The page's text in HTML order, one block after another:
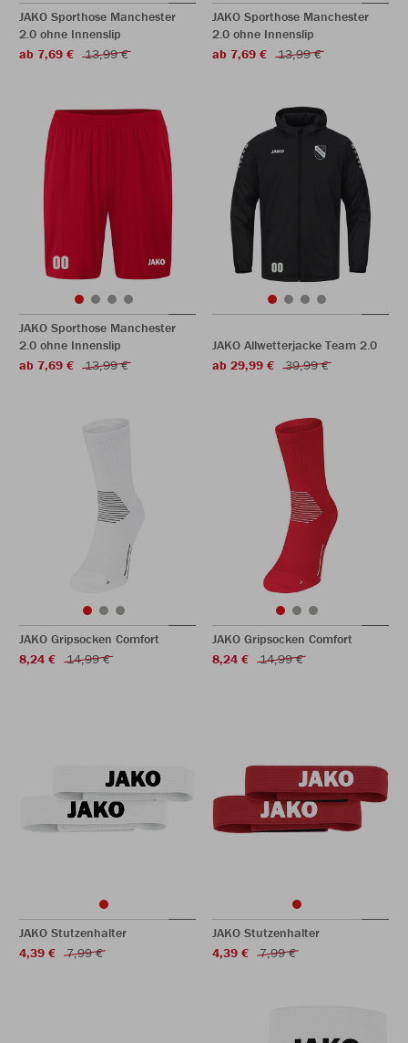
JAKO Sporthose Manchester
2.0 ohne Innenslip
ab 7,69 €
13,99 €
JAKO Sporthose Manchester
2.0 ohne Innenslip
ab 7,69 €
13,99 €
JAKO Sporthose Manchester
2.0 ohne Innenslip
ab 7,69 €
13,99 €
JAKO Allwetterjacke Team 2.0
ab 29,99 €
39,99 €
JAKO Gripsocken Comfort
8,24 €
14,99 €
JAKO Gripsocken Comfort
8,24 €
14,99 €
JAKO Stutzenhalter
4,39 €
7,99 €
JAKO Stutzenhalter
4,39 €
7,99 €